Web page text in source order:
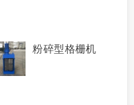
粉碎型格栅机